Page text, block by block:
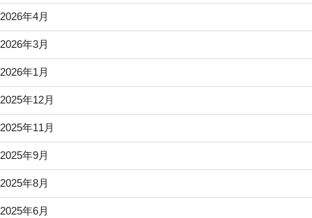
2026年4月
2026年3月
2026年1月
2025年12月
2025年11月
2025年9月
2025年8月
2025年6月